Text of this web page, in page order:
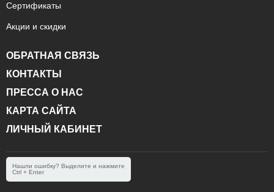
Сертификаты
Акции и скидки
ОБРАТНАЯ СВЯЗЬ
КОНТАКТЫ
ПРЕССА О НАС
КАРТА САЙТА
ЛИЧНЫЙ КАБИНЕТ
Нашли ошибку? Выделите и нажмите
Ctrl + Enter